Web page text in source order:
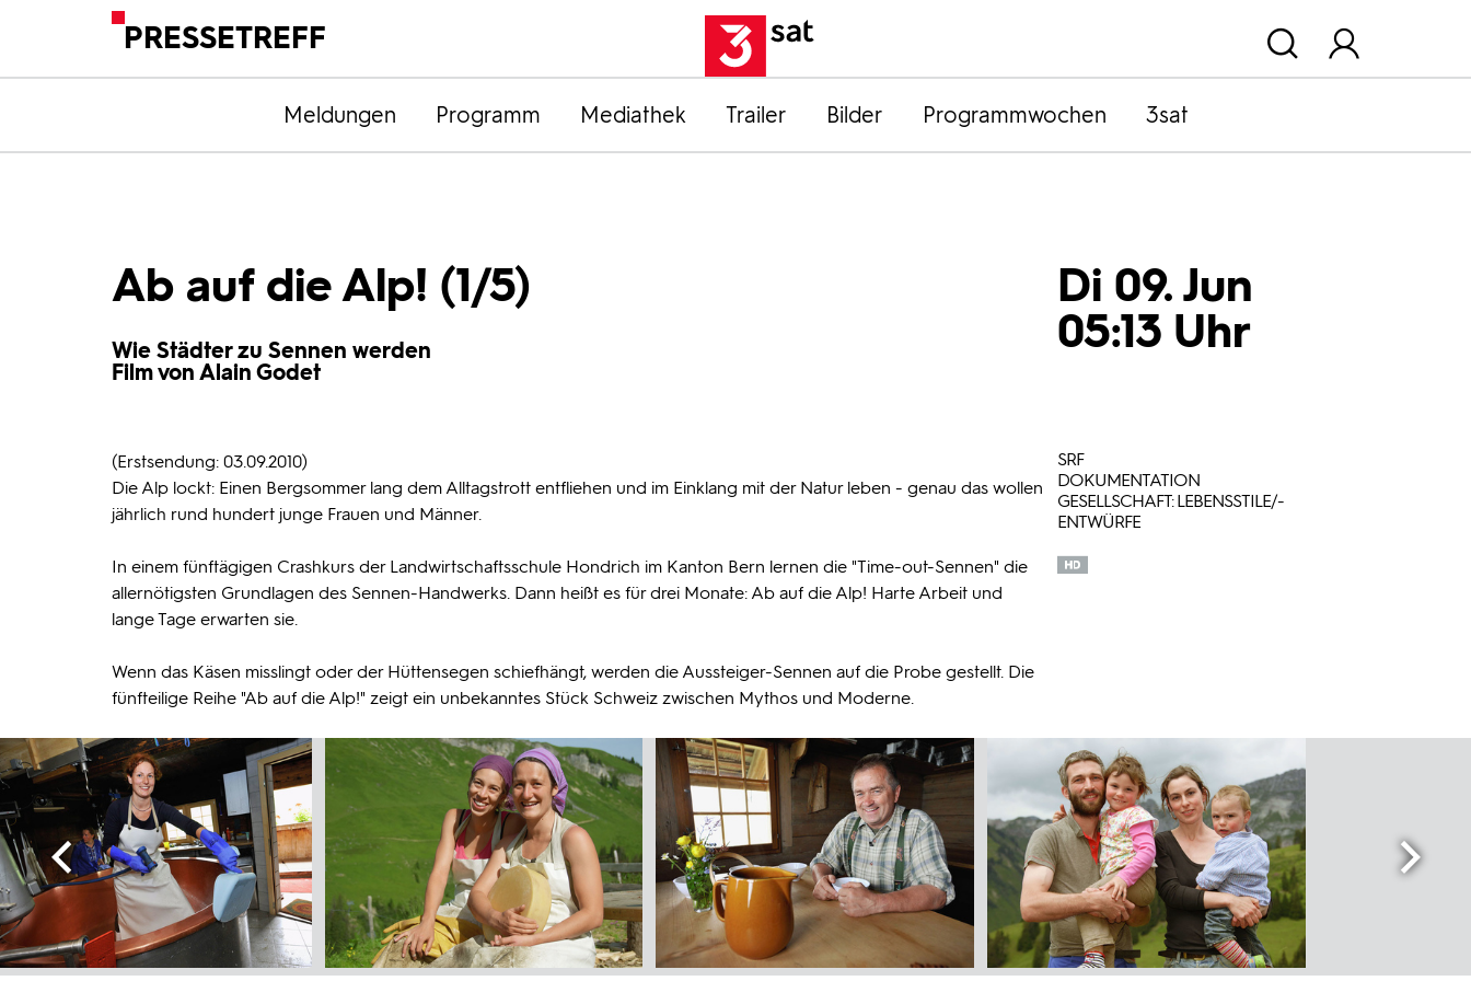
PRESSETREFF
Meldungen Programm Mediathek Trailer Bilder Programmwochen 3sat
Ab auf die Alp! (1/5)
Wie Städter zu Sennen werden
Film von Alain Godet
Di 09. Jun
05:13 Uhr
(Erstsendung: 03.09.2010)
Die Alp lockt: Einen Bergsommer lang dem Alltagstrott entfliehen und im Einklang mit der Natur leben - genau das wollen
jährlich rund hundert junge Frauen und Männer.
In einem fünftägigen Crashkurs der Landwirtschaftsschule Hondrich im Kanton Bern lernen die "Time-out-Sennen" die
allernötigsten Grundlagen des Sennen-Handwerks. Dann heißt es für drei Monate: Ab auf die Alp! Harte Arbeit und
lange Tage erwarten sie.
Wenn das Käsen misslingt oder der Hüttensegen schiefhängt, werden die Aussteiger-Sennen auf die Probe gestellt. Die
fünfteilige Reihe "Ab auf die Alp!" zeigt ein unbekanntes Stück Schweiz zwischen Mythos und Moderne.
SRF
DOKUMENTATION
GESELLSCHAFT: LEBENSSTILE/-
ENTWÜRFE